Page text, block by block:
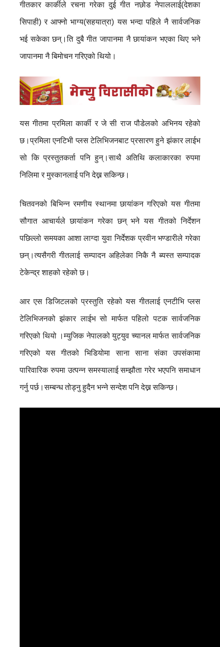
गीतकार कार्कीले रचना गरेका दुई गीत नछोड नेपाललाई(देशका
सिपाही) र आफ्नो भाग्य(सहयात्रा) यस भन्दा पहिले नै सार्वजनिक
भई सकेका छन्।ति दुबै गीत जापानमा नै छायांकन भएका थिए भने
जापानमा नै बिमोचन गरिएको थियो।
यस गीतमा प्रमिला कार्की र जे सी राज पौडेलको अभिनय रहेको
छ।प्रमिला एनटिभी प्लस टेलिभिजनबाट प्रसारण हुने झंकार लाईभ
सो कि प्रस्तुतकर्ता पनि हुन्।साथै अतिथि कलाकारका रुपमा
निलिमा र मुस्कानलाई पनि देख्न सकिन्छ।
चितवनको बिभिन्न रमणीय स्थानमा छायांकन गरिएको यस गीतमा
सौगात आचार्यले छायांकन गरेका छन् भने यस गीतको निर्देशन
पछिल्लो समयका आशा लाग्दा युवा निर्देशक प्रवीन भण्डारीले गरेका
छन्।त्यसैगरी गीतलाई सम्पादन अहिलेका निकै नै ब्यस्त सम्पादक
टेकेन्द्र शाहको रहेको छ।
आर एस डिजिटलको प्रस्तुति रहेको यस गीतलाई एनटीभि प्लस
टेलिभिजनको झंकार लाईभ सो मार्फत पहिलो पटक सार्वजनिक
गरिएको थियो ।म्युजिक नेपालको युट्युव च्यानल मार्फत सार्वजनिक
गरिएको यस गीतको भिडियोमा साना साना संका उपसंकामा
पारिवारिक रुपमा उत्पन्न समस्यालाई सम्झौता गरेर भएपनि समाधान
गर्नु पर्छ।सम्बन्ध तोड्नु हुदैन भन्ने सन्देश पनि देख्न सकिन्छ।